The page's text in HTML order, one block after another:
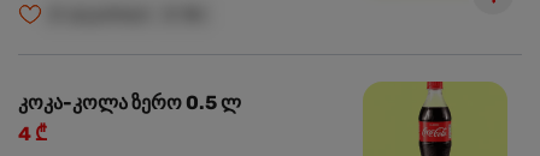
კოკა-კოლა ზერო 0.5 ლ
4 ₾